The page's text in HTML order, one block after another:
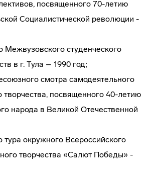
посвященного 70-летию
Социалистической революции -
Межвузовского студенческого
в г. Тула – 1990 год;
смотра самодеятельного
творчества, посвященного 40-летию
народа в Великой Отечественной
тура окружного Всероссийского
творчества «Салют Победы» -